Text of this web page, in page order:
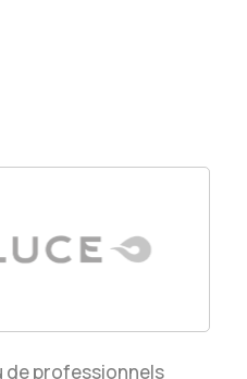
de professionnels